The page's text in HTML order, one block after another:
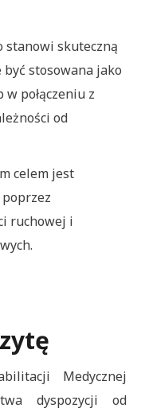
stanowi skuteczną
stosowana jako
połączeniu z
od
celem jest
ruchowej i
Medycznej
dyspozycji od